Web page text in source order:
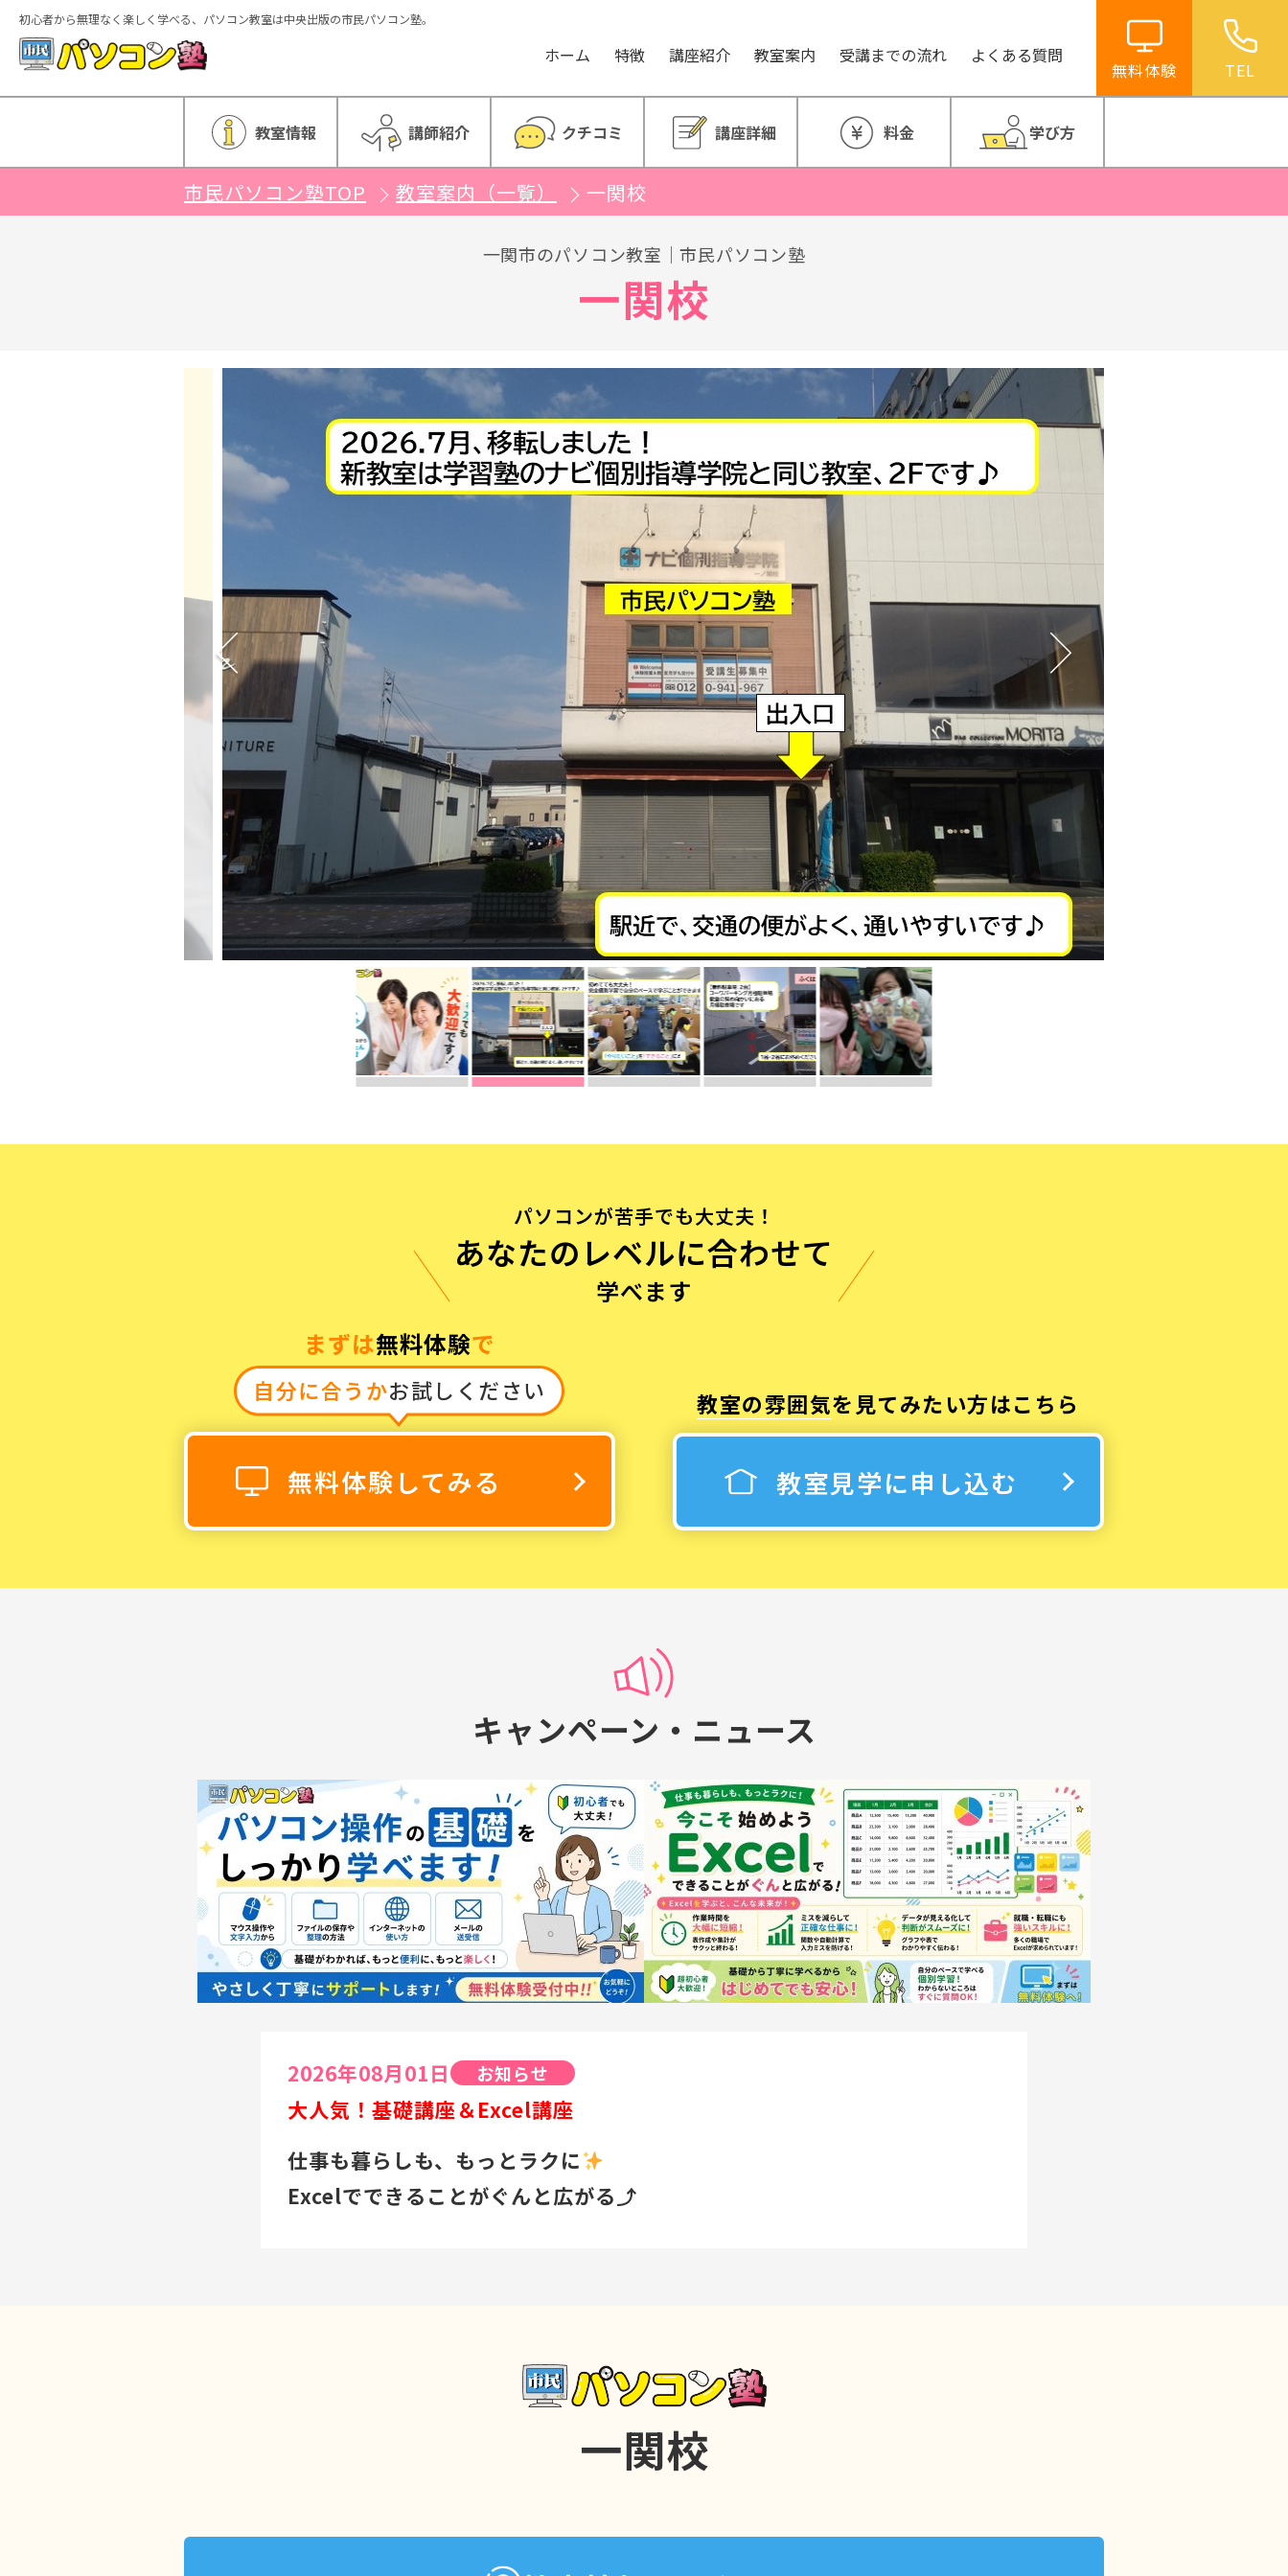
初心者から無理なく楽しく学べる、パソコン教室は中央出版の市民パソコン塾。
ホーム 特徴 講座紹介 教室案内 受講までの流れ よくある質問
無料体験 TEL
ホーム
講座紹介
教室案内
受講までの流れ
よくある質問
無料体験に申し込む
0120-868-003
受付時間／9:00〜18:00 土日祝休み
教室情報 講師紹介 クチコミ 講座詳細 料金 学び方
市民パソコン塾TOP 教室案内（一覧） 一関校
一関市のパソコン教室｜市民パソコン塾
一関校
パソコンが苦手でも大丈夫！
あなたのレベルに合わせて
学べます
まずは無料体験で
自分に合うかお試しください
無料体験してみる
教室の雰囲気を見てみたい方はこちら
教室見学に申し込む
キャンペーン・ニュース
2026年08月01日 お知らせ
大人気！基礎講座＆Excel講座
仕事も暮らしも、もっとラクに
Excelでできることがぐんと広がる⤴
☑ミスを減らして正確な仕事へ✏
☑データが見える化で正確な判断
一関校